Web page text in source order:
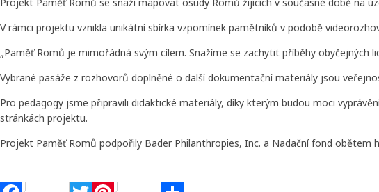
V rámci projektu vznikla unikátní sbírka vzpomínek pamětníků v podobě
„Paměť Romů je mimořádná svým cílem. Snažíme se zachytit příběhy obyčejných
Vybrané pasáže z rozhovorů doplněné o další dokumentační materiály jsou
Pro pedagogy jsme připravili didaktické materiály, díky kterým budou moci
stránkách projektu.
Projekt Paměť Romů podpořily Bader Philanthropies, Inc. a Nadační fond obětem